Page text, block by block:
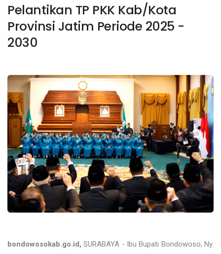
Pelantikan TP PKK Kab/Kota
Provinsi Jatim Periode 2025 -
2030
bondowosokab.go.id,SURABAYA - Ibu Bupati Bondowoso, Ny.